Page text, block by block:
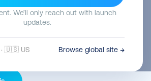
e-commerce trends en
waar je als online
te behalen?
We’ll only reach out with launch
updates.
· 🇺🇸 US Browse global site →